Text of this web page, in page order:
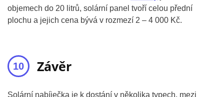
objemech do 20 litrů, solární panel tvoří celou přední
plochu a jejich cena bývá v rozmezí 2 – 4 000 Kč.
Závěr
Solární nabíječka je k dostání v několika typech, mezi